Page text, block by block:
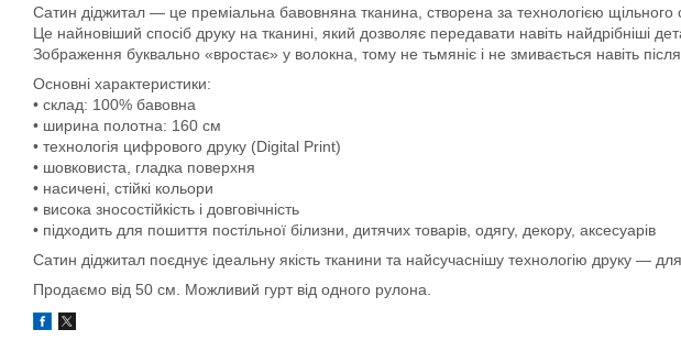
Сатин діджитал — це преміальна бавовняна тканина, створена за технологією
Це найновіший спосіб друку на тканині, який дозволяє передавати навіть найдрібніші
Зображення буквально «вростає» у волокна, тому не тьмяніє і не змивається навіть
Основні характеристики:
• склад: 100% бавовна
• ширина полотна: 160 см
• технологія цифрового друку (Digital Print)
• шовковиста, гладка поверхня
• насичені, стійкі кольори
• висока зносостійкість і довговічність
• підходить для пошиття постільної білизни, дитячих товарів, одягу, декору, аксесуарів
Сатин діджитал поєднує ідеальну якість тканини та найсучаснішу технологію друку — для
Продаємо від 50 см. Можливий гурт від одного рулона.